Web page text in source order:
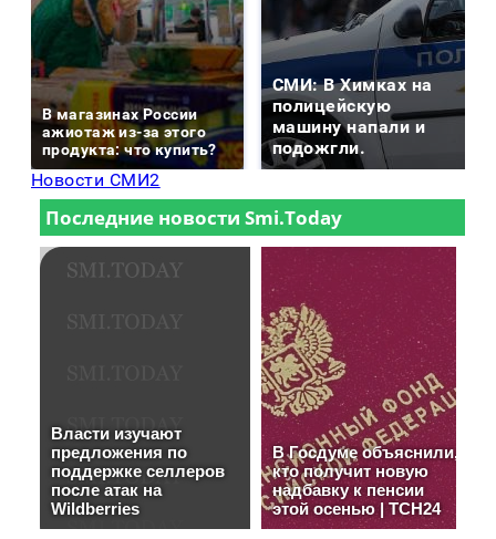
В магазинах России
ажиотаж из-за этого
продукта: что купить?
СМИ: В Химках на
полицейскую
машину напали и
подожгли.
Новости СМИ2